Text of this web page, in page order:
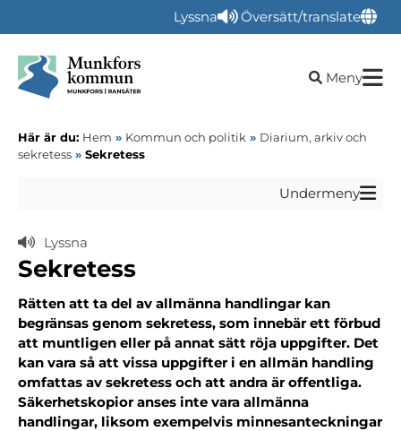
Lyssna Översätt/translate
Öppna
Meny
Här är du: Hem » Kommun och politik » Diarium, arkiv och
sekretess » Sekretess
Undermeny
Lyssna
Sekretess
Rätten att ta del av allmänna handlingar kan
begränsas genom sekretess, som innebär ett förbud
att muntligen eller på annat sätt röja uppgifter. Det
kan vara så att vissa uppgifter i en allmän handling
omfattas av sekretess och att andra är offentliga.
Säkerhetskopior anses inte vara allmänna
handlingar, liksom exempelvis minnesanteckningar